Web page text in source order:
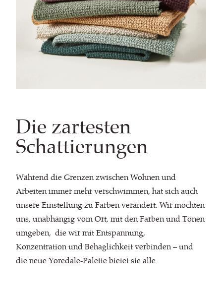
Die zartesten
Schattierungen
Während die Grenzen zwischen Wohnen und
Arbeiten immer mehr verschwimmen, hat sich auch
unsere Einstellung zu Farben verändert. Wir möchten
uns, unabhängig vom Ort, mit den Farben und Tönen
umgeben, die wir mit Entspannung,
Konzentration und Behaglichkeit verbinden – und
die neueYoredale-Palette bietet sie alle.